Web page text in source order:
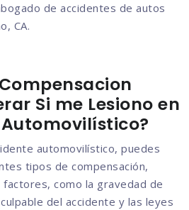
de accidentes de autos
CA.
Si me Lesiono en
automovilístico, puedes
tipos de compensación,
como la gravedad de
del accidente y las leyes